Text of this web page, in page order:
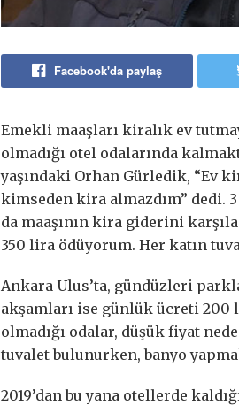
Facebook'da paylaş
Emekli maaşları kiralık ev
olmadığı otel odalarında
yaşındaki Orhan Gürledik, “Ev
kimseden kira almazdım” dedi.
da maaşının kira giderini
350 lira ödüyorum. Her katın
Ankara Ulus’ta, gündüzleri
akşamları ise günlük ücreti 200
olmadığı odalar, düşük fiyat
tuvalet bulunurken, banyo
2019’dan bu yana otellerde